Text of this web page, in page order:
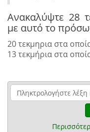
Ανακαλύψτε 28
με αυτό το
20 τεκμηρια στα
13 τεκμήρια στα